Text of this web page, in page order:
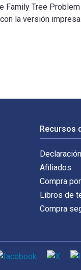
Tree
la versión
Recursos
Afiliados
Compra
Libros de
Compra